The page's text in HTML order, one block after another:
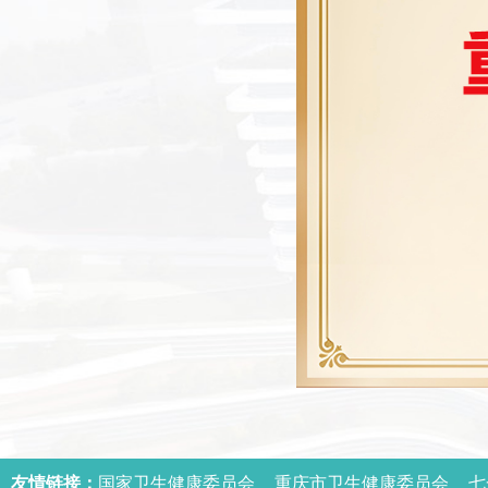
友情链接： 国家卫生健康委员会 重庆市卫生健康委员会